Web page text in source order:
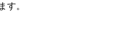
す。